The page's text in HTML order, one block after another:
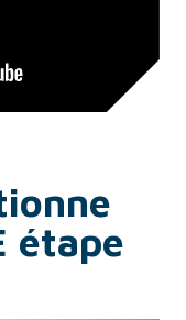
étape